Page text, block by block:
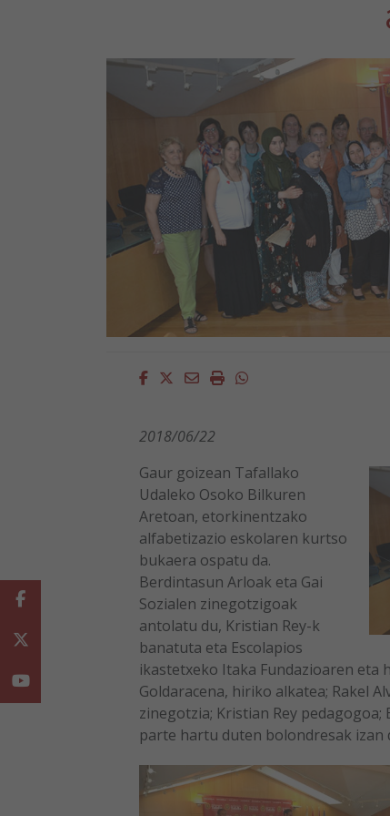
Facebook
Twitter
EmailImprimirWhatsapp
2018/06/22
Gaur goizean Tafallako
Udaleko Osoko Bilkuren
Aretoan, etorkinentzako
alfabetizazio eskolaren kurtso
bukaera ospatu da.
Berdintasun Arloak eta Gai
Sozialen zinegotzigoak
antolatu du, Kristian Rey-k
banatuta eta Escolapios
ikastetxeko Itaka Fundazioaren
Goldaracena, hiriko alkatea; Rakel
zinegotzia; Kristian Rey
parte hartu duten bolondresak izan
Facebook
Youtube